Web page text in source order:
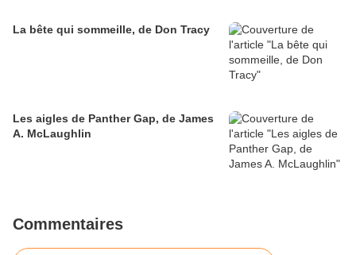
La bête qui sommeille, de Don Tracy
Les aigles de Panther Gap, de James
A. McLaughlin
Commentaires